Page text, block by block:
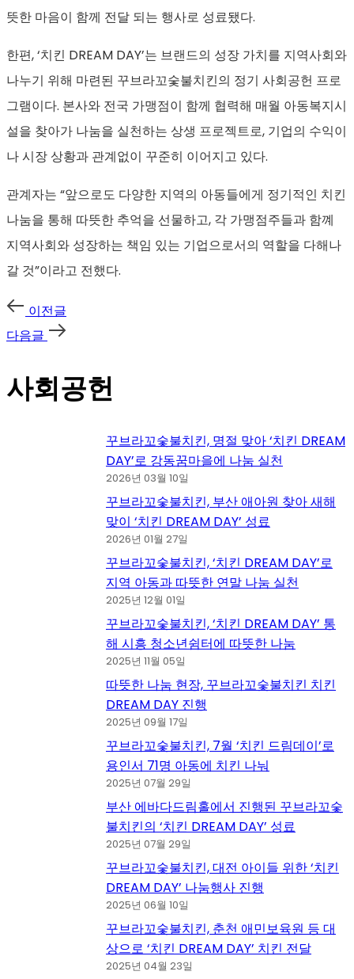
뜻한 마음이 함께 전달 되는 행사로 성료됐다.
한편, ‘치킨 DREAM DAY’는 브랜드의 성장 가치를 지역사회와
나누기 위해 마련된 꾸브라꼬숯불치킨의 정기 사회공헌 프로
그램이다. 본사와 전국 가맹점이 함께 협력해 매월 아동복지시
설을 찾아가 나눔을 실천하는 상생 프로젝트로, 기업의 수익이
나 시장 상황과 관계없이 꾸준히 이어지고 있다.
관계자는 “앞으로도 다양한 지역의 아동들에게 정기적인 치킨
나눔을 통해 따뜻한 추억을 선물하고, 각 가맹점주들과 함꼐
지역사회와 성장하는 책임 있는 기업으로서의 역할을 다해나
갈 것”이라고 전했다.
이전글
다음글
사회공헌
꾸브라꼬숯불치킨, 명절 맞아 ‘치킨 DREAM
DAY’로 강동꿈마을에 나눔 실천
2026년 03월 10일
꾸브라꼬숯불치킨, 부산 애아원 찾아 새해
맞이 ‘치킨 DREAM DAY’ 성료
2026년 01월 27일
꾸브라꼬숯불치킨, ‘치킨 DREAM DAY’로
지역 아동과 따뜻한 연말 나눔 실천
2025년 12월 01일
꾸브라꼬숯불치킨, ‘치킨 DREAM DAY’ 통
해 시흥 청소년쉼터에 따뜻한 나눔
2025년 11월 05일
따뜻한 나눔 현장, 꾸브라꼬숯불치킨 치킨
DREAM DAY 진행
2025년 09월 17일
꾸브라꼬숯불치킨, 7월 ‘치킨 드림데이’로
용인서 71명 아동에 치킨 나눠
2025년 07월 29일
부산 에바다드림홀에서 진행된 꾸브라꼬숯
불치킨의 ‘치킨 DREAM DAY’ 성료
2025년 07월 29일
꾸브라꼬숯불치킨, 대전 아이들 위한 ‘치킨
DREAM DAY’ 나눔행사 진행
2025년 06월 10일
꾸브라꼬숯불치킨, 춘천 애민보육원 등 대
상으로 ‘치킨 DREAM DAY’ 치킨 전달
2025년 04월 23일